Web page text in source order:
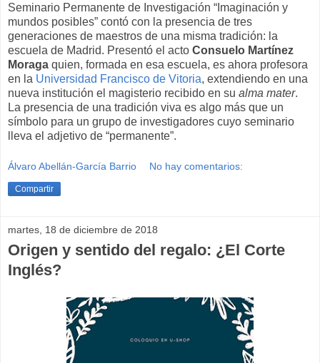
Seminario Permanente de Investigación “Imaginación y
mundos posibles” contó con la presencia de tres
generaciones de maestros de una misma tradición: la
escuela de Madrid. Presentó el acto Consuelo Martínez
Moraga quien, formada en esa escuela, es ahora profesora
en la Universidad Francisco de Vitoria, extendiendo en una
nueva institución el magisterio recibido en su alma mater.
La presencia de una tradición viva es algo más que un
símbolo para un grupo de investigadores cuyo seminario
lleva el adjetivo de “permanente”.
Álvaro Abellán-García Barrio No hay comentarios:
Compartir
martes, 18 de diciembre de 2018
Origen y sentido del regalo: ¿El Corte
Inglés?